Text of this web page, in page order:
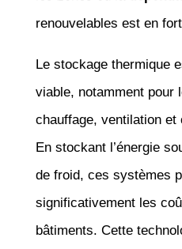
renouvelables est en
Le stockage thermique
viable, notamment pour
chauffage, ventilation
En stockant l’énergie
de froid, ces systèmes
significativement les
bâtiments. Cette